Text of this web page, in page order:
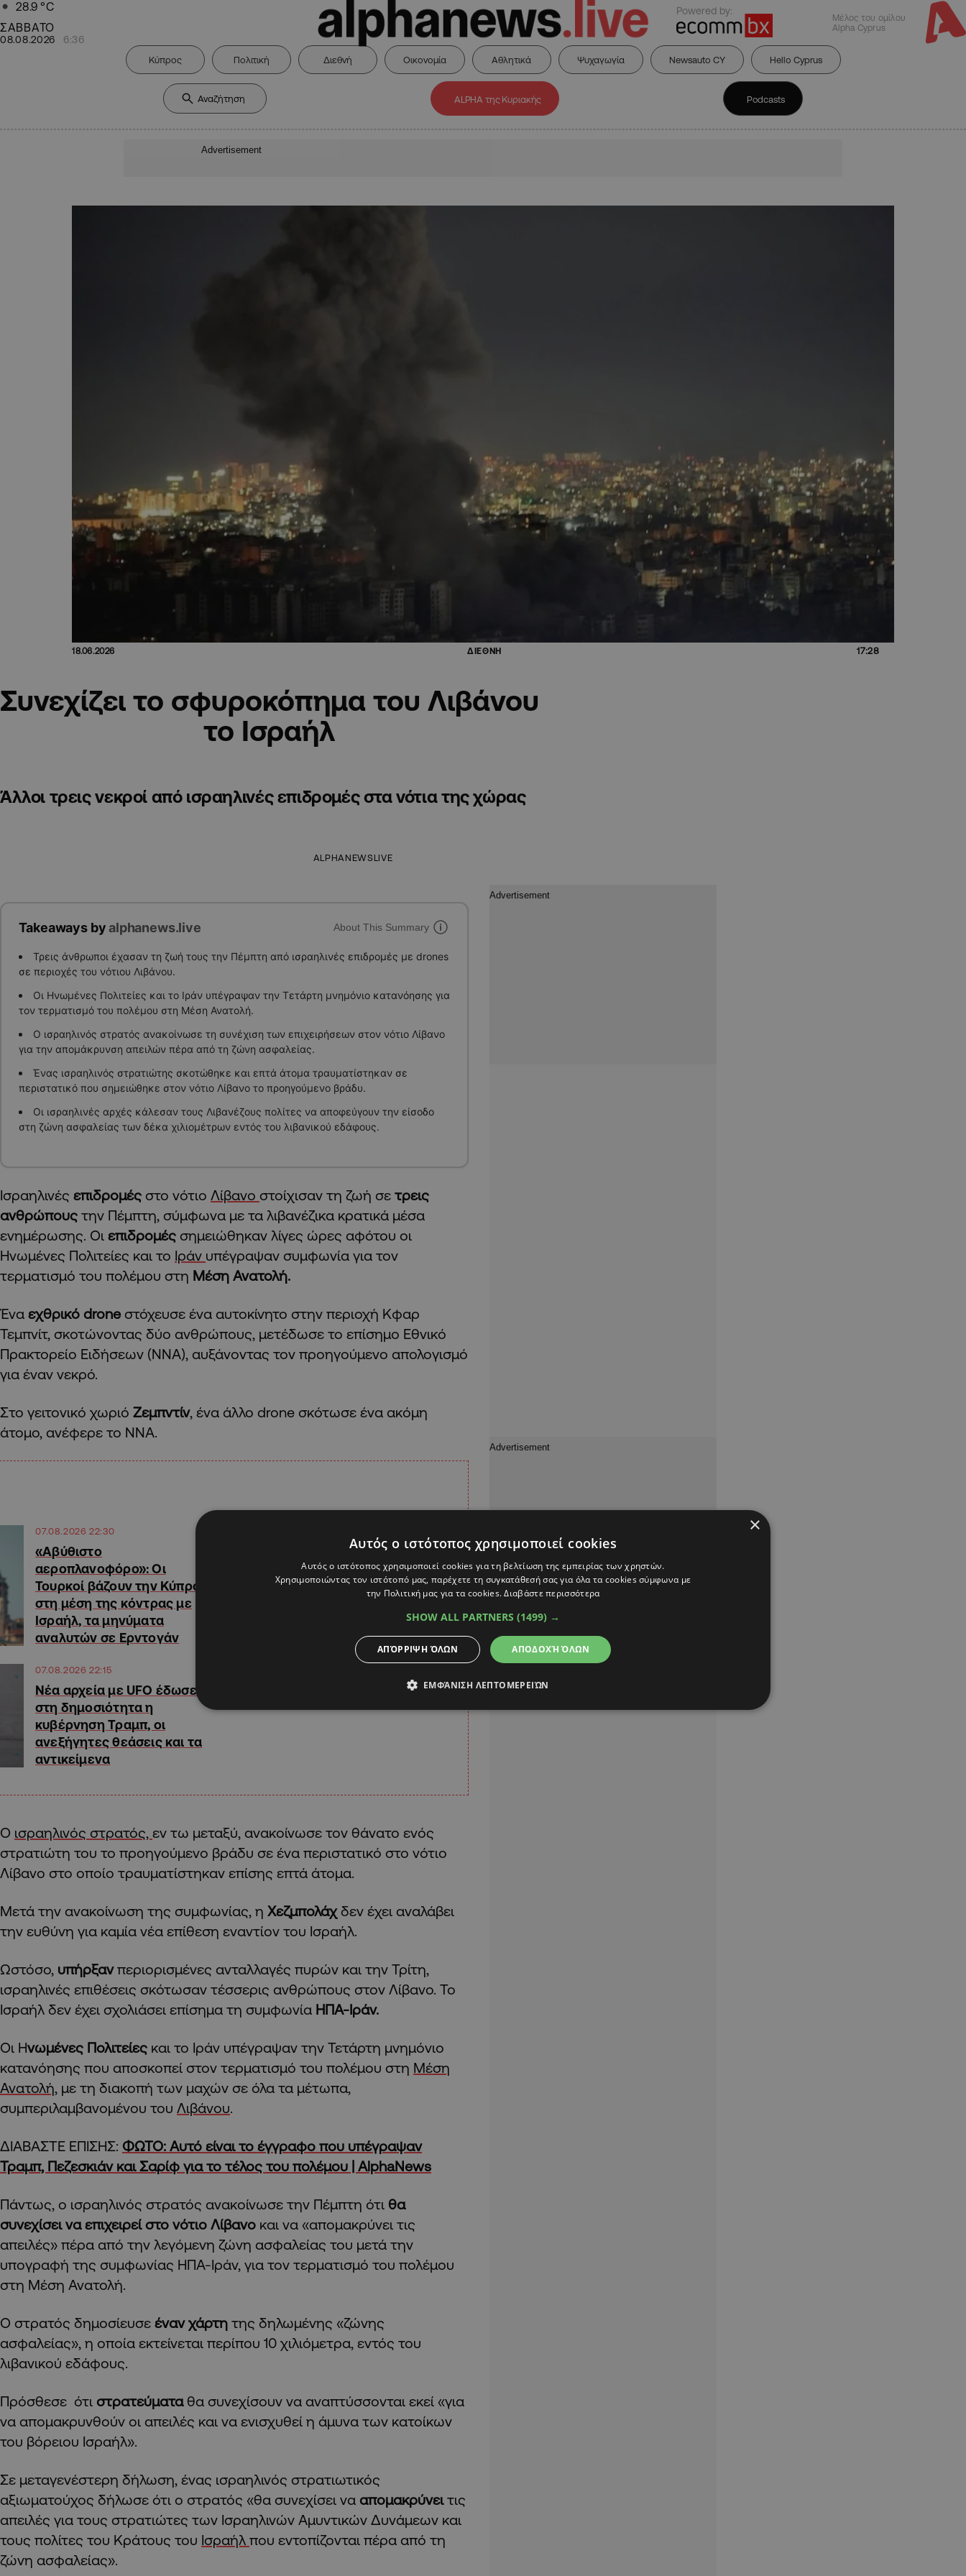
28.9 °C
ΣΑΒΒΑΤΟ
08.08.2026 6:36
Powered by:
Μέλος του ομίλου
Alpha Cyprus
Κύπρος Πολιτική Διεθνή Οικονομία Αθλητικά Ψυχαγωγία Newsauto CY Hello Cyprus
ALPHA της Κυριακής Podcasts
Advertisement
18.06.2026 ΔΙΕΘΝΗ 17:28
Συνεχίζει το σφυροκόπημα του Λιβάνου
το Ισραήλ
Άλλοι τρεις νεκροί από ισραηλινές επιδρομές στα νότια της χώρας
ALPHANEWSLIVE
Takeaways byalphanews.live About This Summary
Τρεις άνθρωποι έχασαν τη ζωή τους την Πέμπτη από ισραηλινές επιδρομές με drones
σε περιοχές του νότιου Λιβάνου.
Οι Ηνωμένες Πολιτείες και το Ιράν υπέγραψαν την Τετάρτη μνημόνιο κατανόησης για
τον τερματισμό του πολέμου στη Μέση Ανατολή.
Ο ισραηλινός στρατός ανακοίνωσε τη συνέχιση των επιχειρήσεων στον νότιο Λίβανο
για την απομάκρυνση απειλών πέρα από τη ζώνη ασφαλείας.
Ένας ισραηλινός στρατιώτης σκοτώθηκε και επτά άτομα τραυματίστηκαν σε
περιστατικό που σημειώθηκε στον νότιο Λίβανο το προηγούμενο βράδυ.
Οι ισραηλινές αρχές κάλεσαν τους Λιβανέζους πολίτες να αποφεύγουν την είσοδο
στη ζώνη ασφαλείας των δέκα χιλιομέτρων εντός του λιβανικού εδάφους.
Ισραηλινές επιδρομές στο νότιο Λίβανο στοίχισαν τη ζωή σε τρεις
ανθρώπους την Πέμπτη, σύμφωνα με τα λιβανέζικα κρατικά μέσα
ενημέρωσης. Οι επιδρομές σημειώθηκαν λίγες ώρες αφότου οι
Ηνωμένες Πολιτείες και το Ιράν υπέγραψαν συμφωνία για τον
τερματισμό του πολέμου στη Μέση Ανατολή.
Ένα εχθρικό droneστόχευσε ένα αυτοκίνητο στην περιοχή Κφαρ
Τεμπνίτ, σκοτώνοντας δύο ανθρώπους, μετέδωσε το επίσημο Εθνικό
Πρακτορείο Ειδήσεων (NNA), αυξάνοντας τον προηγούμενο απολογισμό
για έναν νεκρό.
Στο γειτονικό χωριό Ζεμπντίν, ένα άλλο drone σκότωσε ένα ακόμη
άτομο, ανέφερε το NNA.
07.08.2026 22:30
«Αβύθιστο
αεροπλανοφόρο»: Οι
Τουρκοί βάζουν την Κύπρο
στη μέση της κόντρας με
Ισραήλ, τα μηνύματα
αναλυτών σε Ερντογάν
07.08.2026 22:15
Νέα αρχεία με UFO έδωσε
στη δημοσιότητα η
κυβέρνηση Τραμπ, οι
ανεξήγητες θεάσεις και τα
αντικείμενα
Ο ισραηλινός στρατός, εν τω μεταξύ, ανακοίνωσε τον θάνατο ενός
στρατιώτη του το προηγούμενο βράδυ σε ένα περιστατικό στο νότιο
Λίβανο στο οποίο τραυματίστηκαν επίσης επτά άτομα.
Μετά την ανακοίνωση της συμφωνίας, η Χεζμπολάχδεν έχει αναλάβει
την ευθύνη για καμία νέα επίθεση εναντίον του Ισραήλ.
Ωστόσο, υπήρξανπεριορισμένες ανταλλαγές πυρών και την Τρίτη,
ισραηλινές επιθέσεις σκότωσαν τέσσερις ανθρώπους στον Λίβανο. Το
Ισραήλ δεν έχει σχολιάσει επίσημα τη συμφωνία ΗΠΑ-Ιράν.
Οι Ηνωμένες Πολιτείες και το Ιράν υπέγραψαν την Τετάρτη μνημόνιο
κατανόησης που αποσκοπεί στον τερματισμό του πολέμου στη Μέση
Ανατολή, με τη διακοπή των μαχών σε όλα τα μέτωπα,
συμπεριλαμβανομένου του Λιβάνου.
ΔΙΑΒΑΣΤΕ ΕΠΙΣΗΣ: ΦΩΤΟ: Αυτό είναι το έγγραφο που υπέγραψαν
Τραμπ, Πεζεσκιάν και Σαρίφ για το τέλος του πολέμου | AlphaNews
Πάντως, ο ισραηλινός στρατός ανακοίνωσε την Πέμπτη ότι θα
συνεχίσει να επιχειρεί στο νότιο Λίβανο και να «απομακρύνει τις
απειλές» πέρα από την λεγόμενη ζώνη ασφαλείας του μετά την
υπογραφή της συμφωνίας ΗΠΑ-Ιράν, για τον τερματισμό του πολέμου
στη Μέση Ανατολή.
Ο στρατός δημοσίευσε έναν χάρτη της δηλωμένης «ζώνης
ασφαλείας», η οποία εκτείνεται περίπου 10 χιλιόμετρα, εντός του
λιβανικού εδάφους.
Πρόσθεσε ότι στρατεύματαθα συνεχίσουν να αναπτύσσονται εκεί «για
να απομακρυνθούν οι απειλές και να ενισχυθεί η άμυνα των κατοίκων
του βόρειου Ισραήλ».
Σε μεταγενέστερη δήλωση, ένας ισραηλινός στρατιωτικός
αξιωματούχος δήλωσε ότι ο στρατός «θα συνεχίσει να απομακρύνειτις
απειλές για τους στρατιώτες των Ισραηλινών Αμυντικών Δυνάμεων και
τους πολίτες του Κράτους του Ισραήλ που εντοπίζονται πέρα από τη
ζώνη ασφαλείας».
×
Αυτός ο ιστότοπος χρησιμοποιεί cookies
Αυτός ο ιστότοπος χρησιμοποιεί cookies για τη βελτίωση της εμπειρίας των χρηστών.
Χρησιμοποιώντας τον ιστότοπό μας, παρέχετε τη συγκατάθεσή σας για όλα τα cookies σύμφωνα με
την Πολιτική μας για τα cookies.Διαβάστε περισσότερα
SHOW ALL PARTNERS (1499) →
ΑΠΟΔΟΧΉ ΌΛΩΝ
ΑΠΌΡΡΙΨΗ ΌΛΩΝ
ΕΜΦΆΝΙΣΗ ΛΕΠΤΟΜΕΡΕΙΏΝ